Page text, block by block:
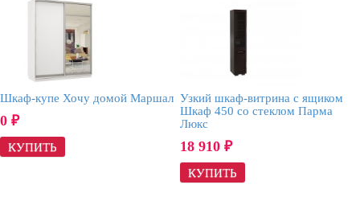
Шкаф-купе Хочу домой Маршал
0 ₽
Узкий шкаф-витрина с ящиком
Шкаф 450 со стеклом Парма
Люкс
18 910 ₽